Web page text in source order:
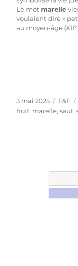
Le mot marelle
voulaient dire «
au moyen-âge
Publié
le
3 mai 2025 F&F
huit, marelle,saut,